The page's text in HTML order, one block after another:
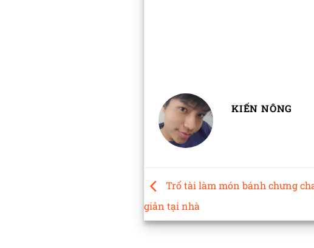
KIẾN NÔNG
Trổ tài làm món bánh chưng
giản tại nhà